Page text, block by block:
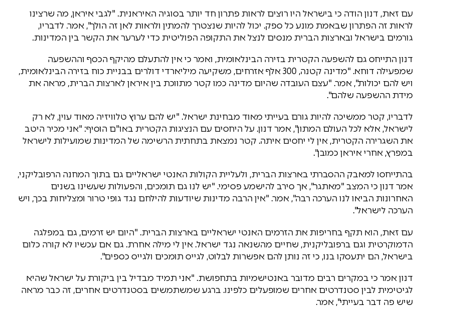
עם זאת, דנון הודה כי בישראל היו רוצים לראות פתרון חד יותר בסוגיה האיראנית. "לגבי איראן, מה שרצינו
לראות זה הפתרון שבאמת מונע כל ספק. יכול להיות שנצטרך להמתין ולראות לאן זה הולך", אמר. לדבריו,
גורמים בישראל ובארצות הברית מנסים לנצל את התקופה הפוליטית כדי לערער את הקשר בין המדינות.
דנון התייחס גם להשפעה הקטרית בזירה הבינלאומית, ואמר כי אין להתעלם מהיקף הכסף וההשפעה
שמפעילה דוחא. "מדינה קטנה, 300 אלף אזרחים, משקיעה מיליארדי דולרים בבניית כוח בזירה הבינלאומית,
ויש להם יכולות", אמר. "עצם העובדה שהיום מדינה כמו קטר מתווכת בין איראן לארצות הברית, מראה את
מידת ההשפעה שלהם".
לדבריו, קטר ממשיכה להיות גורם בעייתי מאוד מבחינת ישראל. "יש להם ערוץ טלוויזיה מאוד עוין, לא רק
לישראל, אלא לכל העולם המתון", אמר דנון. על היחסים עם הנציגות הקטרית באו"ם הוסיף: "אני מכיר היטב
את השגרירה הקטרית, אין לי יחסים איתה. קטר נמצאת בתחתית הרשימה של המדינות שמועילות לישראל
במפרץ, אחרי איראן כמובן".
בהתייחסו למאבק ההסברתי בארצות הברית, ולעליית הקולות האנטי ישראליים גם בתוך המחנה הרפובליקני,
אמר דנון כי המצב "מאתגר", אך סירב להישמע פסימי. "יש לנו גם תומכים, והפעולות שעשינו בשנים
האחרונות הביאו לנו הערכה רבה", אמר. "אין הרבה מדינות שיודעות להילחם נגד גופי טרור ומצליחות בכך, ויש
הערכה לישראל".
עם זאת, הוא תקף בחריפות את הזרמים האנטי ישראליים בארצות הברית. "היום יש זרמים, גם במפלגה
הדמוקרטית וגם ברפובליקנית, שחיים מהשנאה נגד ישראל. אין לי מילה אחרת. גם אם עכשיו לא קורה כלום
בישראל, הם יתעסקו בנו, כי זה נותן להם אפשרות לבלוט, לגייס תומכים ולגייס כספים".
דנון אמר כי במקרים רבים מדובר באנטישמיות בתחפושת. "אני תמיד מבדיל בין ביקורת על ישראל שהיא
לגיטימית לבין סטנדרטים אחרים שמופעלים כלפינו. ברגע שמשתמשים בסטנדרטים אחרים, זה כבר מראה
שיש פה דבר בעייתי", אמר.